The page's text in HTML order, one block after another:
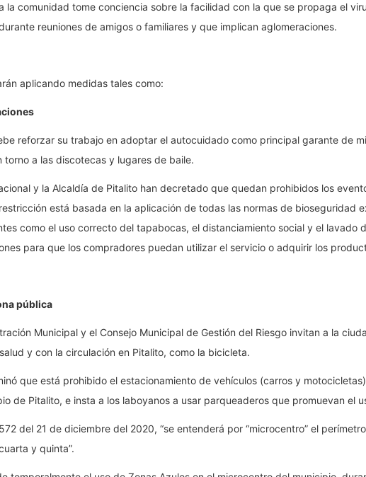
la comunidad tome conciencia sobre la facilidad con la que se propaga el
reuniones de amigos o familiares y que implican aglomeraciones.
aplicando medidas tales como:
reforzar su trabajo en adoptar el autocuidado como principal garante de
a las discotecas y lugares de baile.
y la Alcaldía de Pitalito han decretado que quedan prohibidos los
está basada en la aplicación de todas las normas de bioseguridad
como el uso correcto del tapabocas, el distanciamiento social y el lavado
para que los compradores puedan utilizar el servicio o adquirir los
pública
Municipal y el Consejo Municipal de Gestión del Riesgo invitan a la
y con la circulación en Pitalito, como la bicicleta.
que está prohibido el estacionamiento de vehículos (carros y
de Pitalito, e insta a los laboyanos a usar parqueaderos que promuevan el
del 21 de diciembre del 2020, “se entenderá por “microcentro” el
y quinta”.